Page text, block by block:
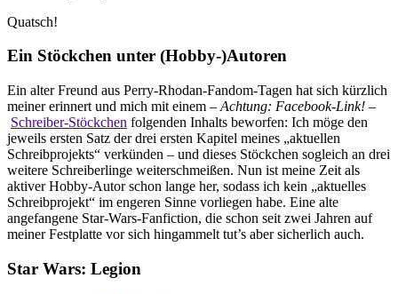
Quatsch!
Ein Stöckchen unter (Hobby-)Autoren
Ein alter Freund aus Perry-Rhodan-Fandom-Tagen hat sich kürzlich
meiner erinnert und mich mit einem – Achtung: Facebook-Link! –
Schreiber-Stöckchen folgenden Inhalts beworfen: Ich möge den
jeweils ersten Satz der drei ersten Kapitel meines „aktuellen
Schreibprojekts“ verkünden – und dieses Stöckchen sogleich an drei
weitere Schreiberlinge weiterschmeißen. Nun ist meine Zeit als
aktiver Hobby-Autor schon lange her, sodass ich kein „aktuelles
Schreibprojekt“ im engeren Sinne vorliegen habe. Eine alte
angefangene Star-Wars-Fanfiction, die schon seit zwei Jahren auf
meiner Festplatte vor sich hingammelt tut’s aber sicherlich auch.
Star Wars: Legion